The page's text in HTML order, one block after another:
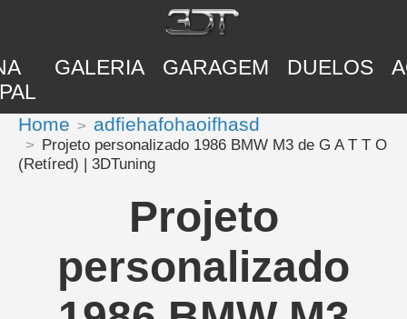
GALERIA GARAGEM DUELOS
Home adfiehafohaoifhasd
Projeto personalizado 1986 BMW M3 de G A T T O
(Retíred) | 3DTuning
Projeto
personalizado